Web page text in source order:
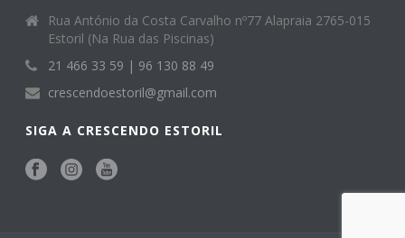
Rua António da Costa Carvalho nº77 Alapraia 2765-015
Estoril (Na Rua das Piscinas)
21 466 33 59 | 96 130 88 49
crescendoestoril@gmail.com
SIGA A CRESCENDO ESTORIL